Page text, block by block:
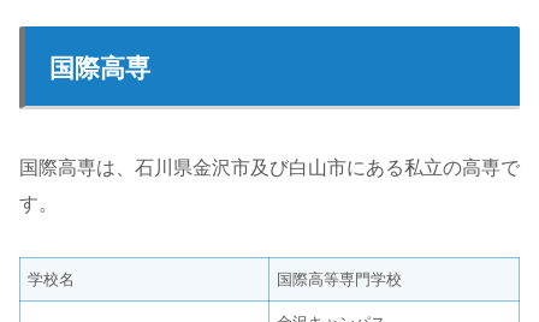
国際高専
国際高専は、石川県金沢市及び白山市にある私立の高専で
す。
学校名 国際高等専門学校